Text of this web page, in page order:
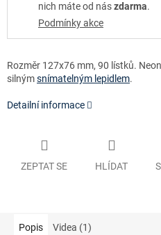
nich máte od nászdarma.
Podmínky akce
Rozměr 127x76 mm, 90 lístků.
silnýmsnímatelným lepidlem.
Detailní informace
ZEPTAT SE HLÍDAT
Popis Videa (1)